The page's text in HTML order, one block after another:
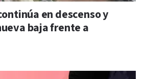
en descenso y
baja frente a